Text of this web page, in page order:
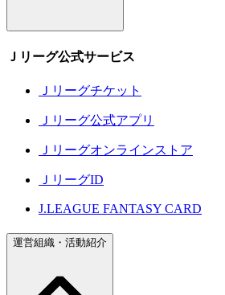
Ｊリーグ公式サービス
Ｊリーグチケット
Ｊリーグ公式アプリ
Ｊリーグオンラインストア
ＪリーグID
J.LEAGUE FANTASY CARD
運営組織・活動紹介